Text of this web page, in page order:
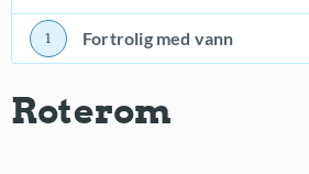
Fortrolig med vann
Roterom